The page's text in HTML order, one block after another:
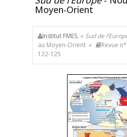
Moyen-Orient
Institut FMES, « Sud de
au Moyen-Orient »
Revue
122-125